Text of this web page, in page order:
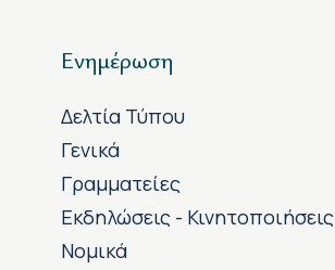
Ενημέρωση
Δελτία Τύπου
Γενικά
Γραμματείες
Εκδηλώσεις - Κινητοποιήσεις
Νομικά